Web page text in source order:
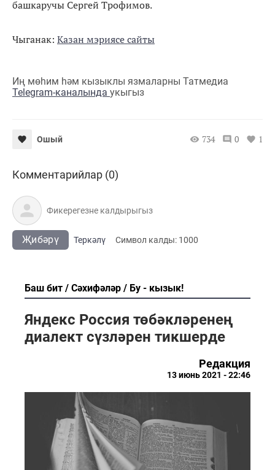
башкаручы Сергей Трофимов.
Чыганак: Казан мэриясе сайты
Иң мөһим һәм кызыклы язмаларны Татмедиа
Telegram-каналында укыгыз
Ошый 734 0 1
Комментарийлар (0)
Җибәрү Теркәлү Cимвол калды: 1000
Баш бит Сәхифәләр Бу - кызык!
Яндекс Россия төбәкләренең
диалект сүзләрен тикшерде
Редакция
13 июнь 2021 - 22:46